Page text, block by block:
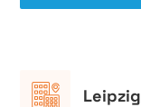
Leipzig